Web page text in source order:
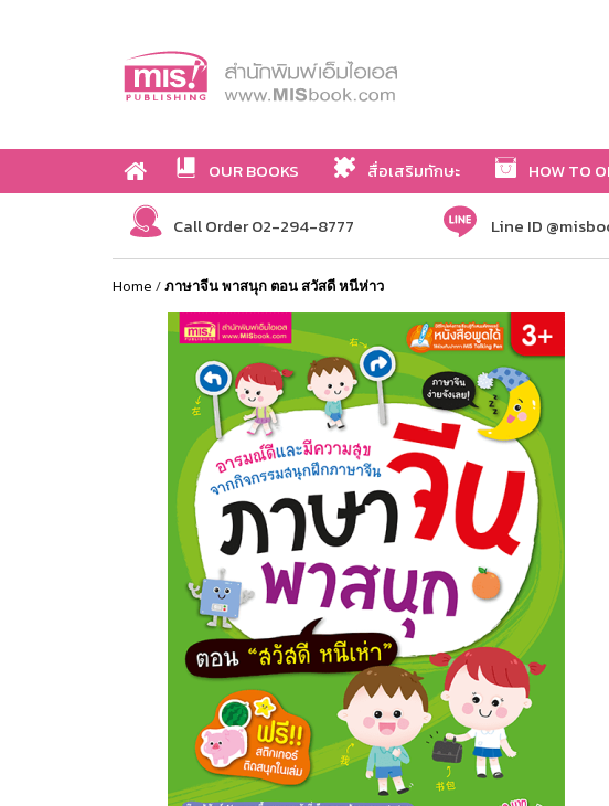
OUR BOOKS สื่อเสริมทักษะ HOW TO
Call Order 02-294-8777 Line ID
Home /ภาษาจีน พาสนุก ตอน สวัสดี หนีห่าว